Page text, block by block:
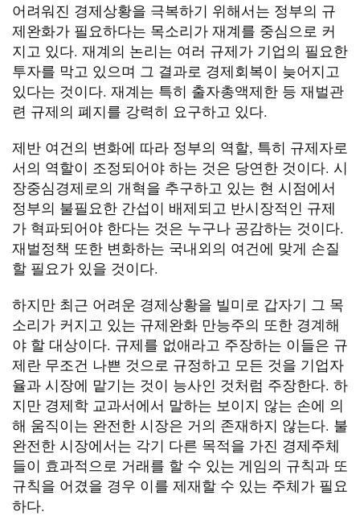
어려워진 경제상황을 극복하기 위해서는 정부의 규
제완화가 필요하다는 목소리가 재계를 중심으로 커
지고 있다. 재계의 논리는 여러 규제가 기업의 필요한
투자를 막고 있으며 그 결과로 경제회복이 늦어지고
있다는 것이다. 재계는 특히 출자총액제한 등 재벌관
련 규제의 폐지를 강력히 요구하고 있다.
제반 여건의 변화에 따라 정부의 역할, 특히 규제자로
서의 역할이 조정되어야 하는 것은 당연한 것이다. 시
장중심경제로의 개혁을 추구하고 있는 현 시점에서
정부의 불필요한 간섭이 배제되고 반시장적인 규제
가 혁파되어야 한다는 것은 누구나 공감하는 것이다.
재벌정책 또한 변화하는 국내외의 여건에 맞게 손질
할 필요가 있을 것이다.
하지만 최근 어려운 경제상황을 빌미로 갑자기 그 목
소리가 커지고 있는 규제완화 만능주의 또한 경계해
야 할 대상이다. 규제를 없애라고 주장하는 이들은 규
제란 무조건 나쁜 것으로 규정하고 모든 것을 기업자
율과 시장에 맡기는 것이 능사인 것처럼 주장한다. 하
지만 경제학 교과서에서 말하는 보이지 않는 손에 의
해 움직이는 완전한 시장은 거의 존재하지 않는다. 불
완전한 시장에서는 각기 다른 목적을 가진 경제주체
들이 효과적으로 거래를 할 수 있는 게임의 규칙과 또
규칙을 어겼을 경우 이를 제재할 수 있는 주체가 필요
하다.